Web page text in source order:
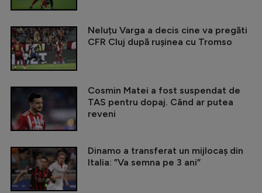
Neluțu Varga a decis cine va pregăti
CFR Cluj după rușinea cu Tromso
Cosmin Matei a fost suspendat de
TAS pentru dopaj. Când ar putea
reveni
Dinamo a transferat un mijlocaș din
Italia: ”Va semna pe 3 ani”